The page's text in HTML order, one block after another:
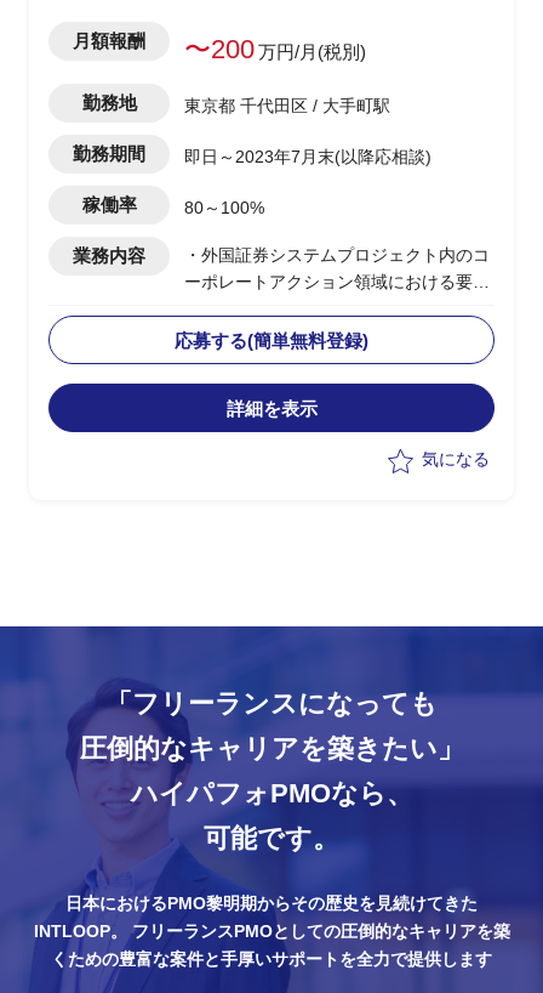
・MS：Citrix(XenApp)/Windowsファイ
月額報酬 〜200万円/月(税別)
勤務地 東京都 千代田区 / 大手町駅
勤務期間 即日～2023年7月末(以降応相談)
稼働率 80～100%
業務内容
・外国証券システムプロジェクト内のコ
ーポレートアクション領域における要件
業務支援(PMO)
・グローバルITプロジェクト内のコーポ
レートアクション領域システムのリード
応募する(簡単無料登録)
詳細を表示
気になる
「フリーランスになっても
圧倒的なキャリアを築きたい」
ハイパフォPMOなら、
可能です。
日本におけるPMO黎明期からその歴史を見続けてきた
INTLOOP。
フリーランスPMOとしての圧倒的なキャリアを築
くための豊富な案件と手厚いサポートを全力で提供します